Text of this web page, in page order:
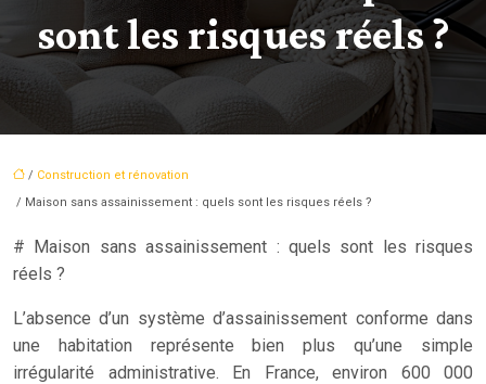
sont les risques réels ?
/ Construction et rénovation
/ Maison sans assainissement : quels sont les risques réels ?
# Maison sans assainissement : quels sont les risques
réels ?
L’absence d’un système d’assainissement conforme dans
une habitation représente bien plus qu’une simple
irrégularité administrative. En France, environ 600 000